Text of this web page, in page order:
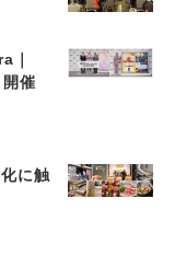
｜
催
に触